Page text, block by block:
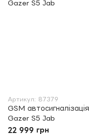
Артикул: 87379
GSM автосигналізація
Gazer S5 Jab
22 999 грн